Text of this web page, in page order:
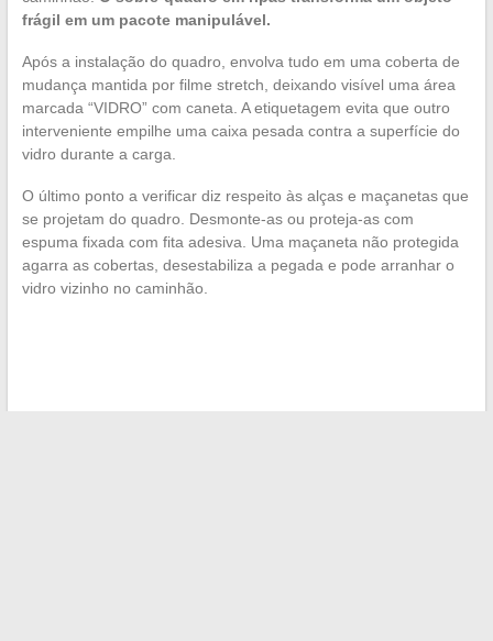
frágil em um pacote manipulável.
Após a instalação do quadro, envolva tudo em uma coberta de
mudança mantida por filme stretch, deixando visível uma área
marcada “VIDRO” com caneta. A etiquetagem evita que outro
interveniente empilhe uma caixa pesada contra a superfície do
vidro durante a carga.
O último ponto a verificar diz respeito às alças e maçanetas que
se projetam do quadro. Desmonte-as ou proteja-as com
espuma fixada com fita adesiva. Uma maçaneta não protegida
agarra as cobertas, desestabiliza a pegada e pode arranhar o
vidro vizinho no caminhão.